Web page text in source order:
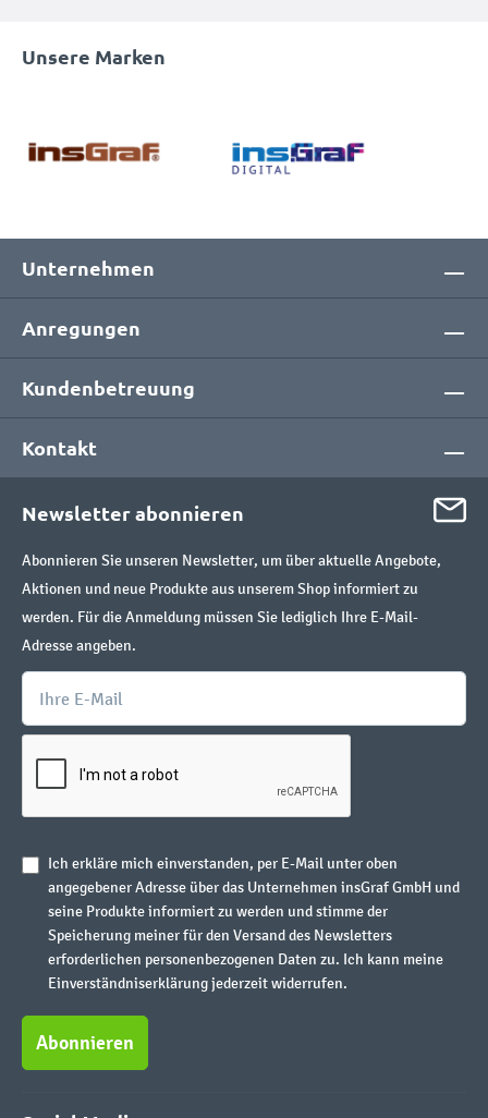
Unsere Marken
Unternehmen
Anregungen
Kundenbetreuung
Kontakt
Newsletter abonnieren
Abonnieren Sie unseren Newsletter, um über aktuelle Angebote,
Aktionen und neue Produkte aus unserem Shop informiert zu
werden. Für die Anmeldung müssen Sie lediglich Ihre E-Mail-
Adresse angeben.
Ich erkläre mich einverstanden, per E-Mail unter oben
angegebener Adresse über das Unternehmen insGraf GmbH und
seine Produkte informiert zu werden und stimme der
Speicherung meiner für den Versand des Newsletters
erforderlichen personenbezogenen Daten zu. Ich kann meine
Einverständniserklärung jederzeit widerrufen.
Abonnieren